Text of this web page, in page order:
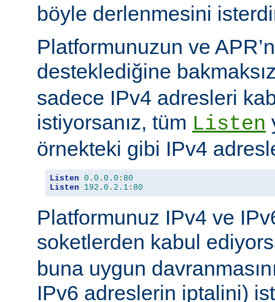
böyle derlenmesini
Platformunuzun ve
desteklediğine
sadece IPv4 adresleri
istiyorsanız, tüm Listen
örnekteki gibi IPv4
Listen 0.0 . 0.0 : 80
Listen
192.0 . 2.1 : 80
Platformunuz IPv4 ve
soketlerden kabul
buna uygun
IPv6 adreslerin iptalini)